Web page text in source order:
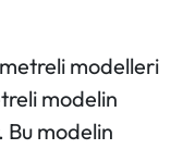
modelleri
modelin
modelin